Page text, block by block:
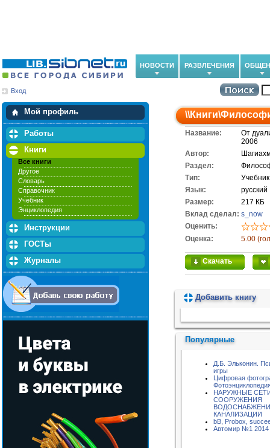
НОВОСТИ РАЗВЛЕЧЕНИЯ
Вход
Мой профиль
Мои закладки
Работы
Книги
Все книги
Другое
Словарь
Справочник
Учебник
Энциклопедия
Инструкции
ГОСТы
Журналы
\\Книги\
Название:
От
2006
Автор:
Раздел:
Тип:
Учебник
Язык:
русский
Размер:
217 КБ
Вклад сделал: s_now
Оценить:
Оценка:
5.00
Скачать
Добавить книгу
Популярные
Д.Б. Эльконин.
игры
Цифровая
НАРУЖНЫЕ
СООРУЖЕНИЯ
КАНАЛИЗАЦИИ
bB, Probox,
Автомир №1 2014